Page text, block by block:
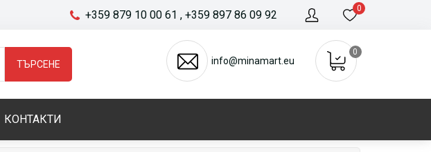
0
+359 879 10 00 61 , +359 897 86 09 92
ТЪРСЕНЕ info@minamart.eu
0
КОНТАКТИ